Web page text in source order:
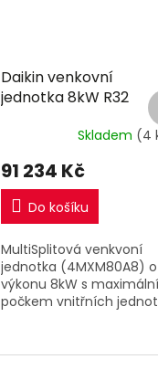
Daikin venkovní
jednotka 8kW R32
Skladem (4
91 234 Kč
Do košíku
MultiSplitová venkvoní
jednotka (4MXM80A8) o
výkonu 8kW s
počkem vnitřních